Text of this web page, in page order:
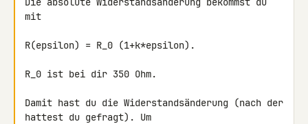
mit
R(epsilon) = R_0 (1+k*epsilon).
R_0 ist bei dir 350 Ohm.
Damit hast du die Widerstandsänderung (nach der
hattest du gefragt). Um